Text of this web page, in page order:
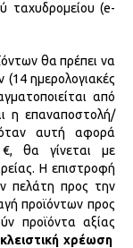
ταχυδρομείου (e-
θα πρέπει να
(14 ημερολογιακές
από
η επαναποστολή/
αυτή αφορά
θα γίνεται με
Η επιστροφή
πελάτη προς την
προϊόντων προς
προϊόντα αξίας
χρέωση